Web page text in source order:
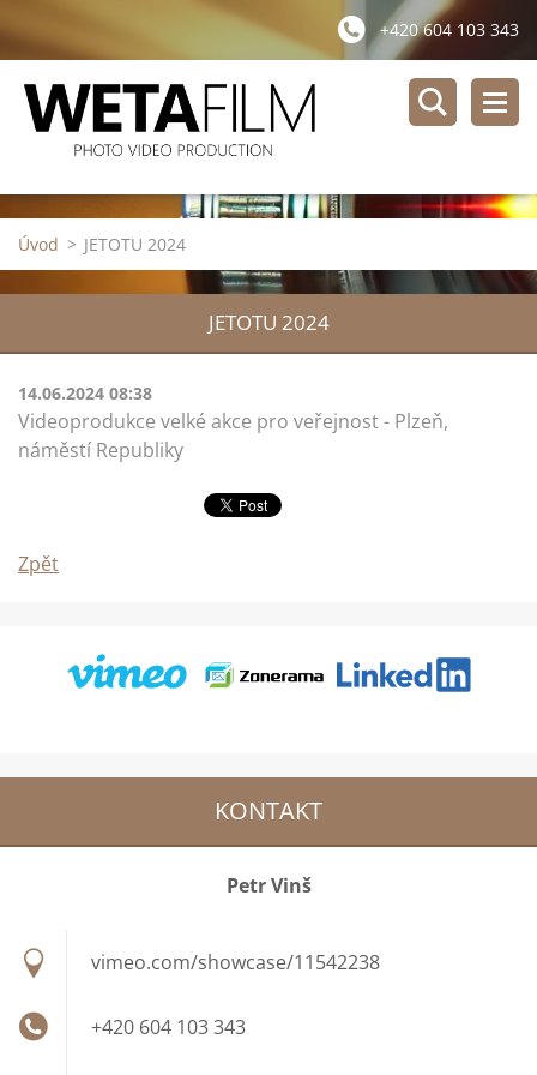
+420 604 103 343
Úvod > JETOTU 2024
JETOTU 2024
14.06.2024 08:38
Videoprodukce velké akce pro veřejnost - Plzeň,
náměstí Republiky
Zpět
KONTAKT
Petr Vinš
vimeo.com/showcase/11542238
+420 604 103 343